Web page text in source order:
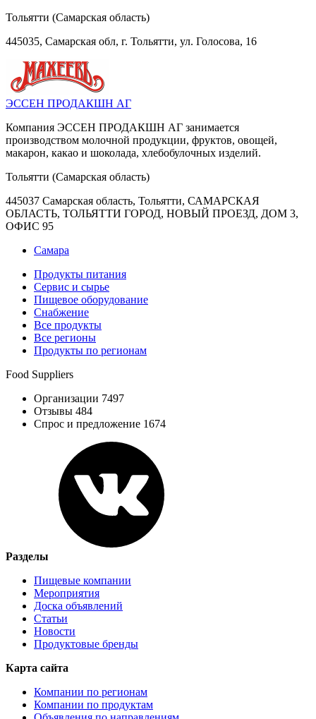
Тольятти (Самарская область)
445035, Самарская обл, г. Тольятти, ул. Голосова, 16
ЭССЕН ПРОДАКШН АГ
Компания ЭССЕН ПРОДАКШН АГ занимается
производством молочной продукции, фруктов, овощей,
макарон, какао и шоколада, хлебобулочных изделий.
Тольятти (Самарская область)
445037 Самарская область, Тольятти, САМАРСКАЯ
ОБЛАСТЬ, ТОЛЬЯТТИ ГОРОД, НОВЫЙ ПРОЕЗД, ДОМ 3,
ОФИС 95
Самара
Продукты питания
Сервис и сырье
Пищевое оборудование
Снабжение
Все продукты
Все регионы
Продукты по регионам
Food Suppliers
Организации 7497
Отзывы 484
Спрос и предложение 1674
Разделы
Пищевые компании
Мероприятия
Доска объявлений
Статьи
Новости
Продуктовые бренды
Карта сайта
Компании по регионам
Компании по продуктам